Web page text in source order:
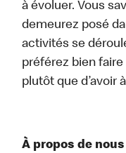
à évoluer. Vous
demeurez posé
activités se
préférez bien
plutôt que d’avoir
À propos de nous